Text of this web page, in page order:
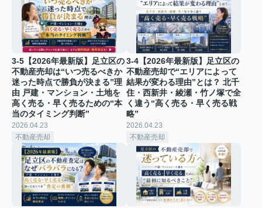
3-5【2026年最新版】足立区の
不動産売却は“いつ売るべきか
迷った時点で勝負が決まる”理
由 戸建・マンション・土地を
高く売る・早く売るための“本
当のタイミング判断”
2026.04.23
不動産売却
3-4【2026年最新版】足立区の
不動産売却で“エリアによって
結果が変わる理由”とは？ 北千
住・西新井・綾瀬・竹ノ塚で全
く違う“高く売る・早く売る戦
略”
2026.04.23
不動産売却